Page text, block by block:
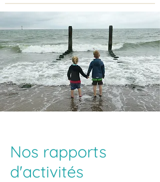
Nos rapports
d'activités